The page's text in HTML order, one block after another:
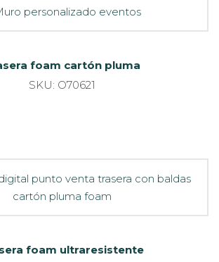
foam cartón pluma
SKU: O70621
foam ultraresistente